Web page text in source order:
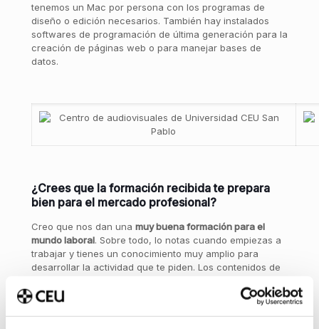
tenemos un Mac por persona con los programas de
diseño o edición necesarios. También hay instalados
softwares de programación de última generación para la
creación de páginas web o para manejar bases de
datos.
¿Crees que la formación recibida te prepara
bien para el mercado profesional?
Creo que nos dan una muy buena formación para el
mundo laboral. Sobre todo, lo notas cuando empiezas a
trabajar y tienes un conocimiento muy amplio para
desarrollar la actividad que te piden. Los contenidos de
aprendes a manejar métodos y técnicas muy recientes